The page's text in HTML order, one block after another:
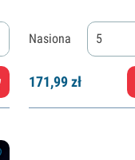
Nasiona 5
171,99zł